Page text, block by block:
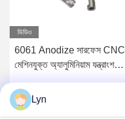
ভিডিও
6061 Anodize সারফেস CNC
মেশিনযুক্ত অ্যালুমিনিয়াম যন্ত্রাংশ
Lyn